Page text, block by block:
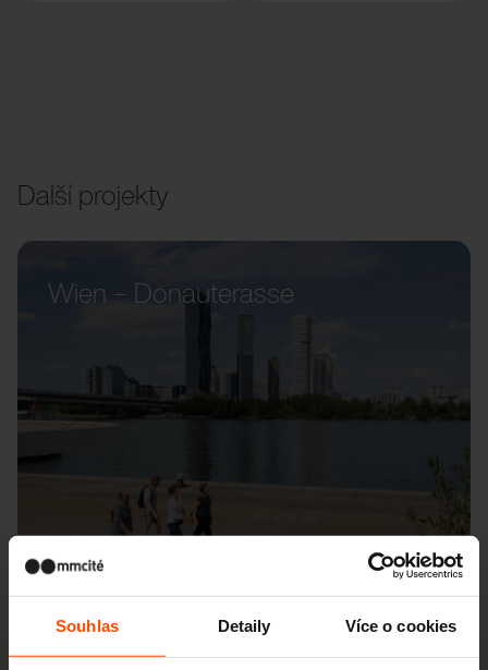
Souhlas Detaily Více o cookies
Další projekty
Wien – Donauterasse